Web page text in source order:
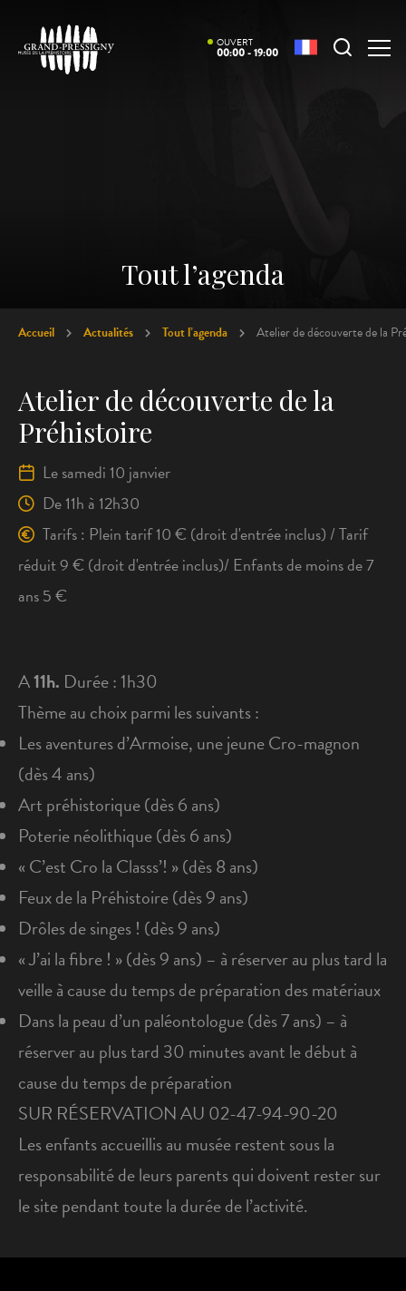
OUVERT
00:00 - 19:00
Tout l’agenda
Accueil Actualités Tout l’agenda Atelier de découverte de la
Atelier de découverte de la
Préhistoire
Le samedi 10 janvier
De11h à 12h30
Tarifs : Plein tarif 10 € (droit d'entrée inclus) / Tarif
réduit 9 € (droit d'entrée inclus)/ Enfants de moins de 7
ans 5 €
A11h. Durée : 1h30
Thème au choix parmi les suivants :
Les aventures d’Armoise, une jeune Cro-magnon
(dès 4 ans)
Art préhistorique (dès 6 ans)
Poterie néolithique (dès 6 ans)
« C’est Cro la Classs’! » (dès 8 ans)
Feux de la Préhistoire (dès 9 ans)
Drôles de singes ! (dès 9 ans)
« J’ai la fibre ! » (dès 9 ans) – à réserver au plus tard la
veille à cause du temps de préparation des matériaux
Dans la peau d’un paléontologue (dès 7 ans) – à
réserver au plus tard 30 minutes avant le début à
cause du temps de préparation
SUR RÉSERVATION AU 02-47-94-90-20
Les enfants accueillis au musée restent sous la
responsabilité de leurs parents qui doivent rester sur
le site pendant toute la durée de l’activité.